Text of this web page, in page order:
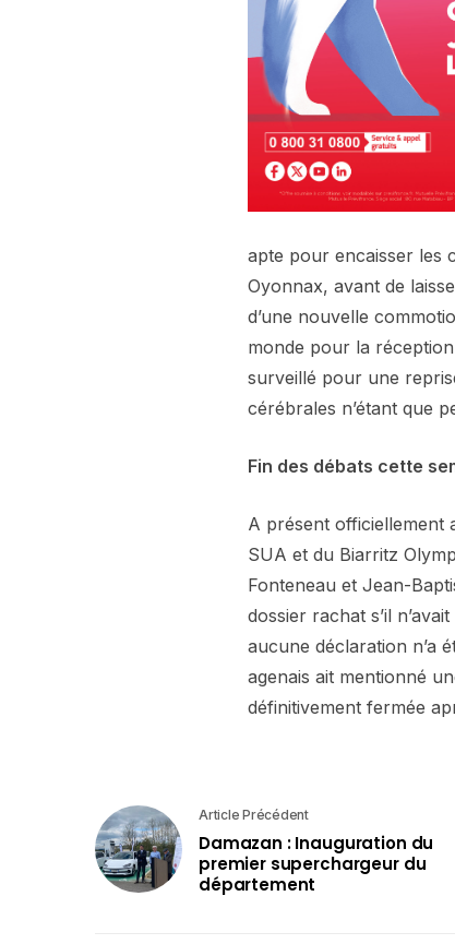
apte pour encaisser les
Oyonnax, avant de
d’une nouvelle
monde pour la
surveillé pour une
cérébrales n’étant que
Fin des débats cette
A présent officiellement
SUA et du Biarritz
Fonteneau et Jean-
dossier rachat s’il
aucune déclaration n’a
agenais ait mentionné
définitivement fermée
Article Précédent
Damazan : Inauguration du
premier superchargeur du
département